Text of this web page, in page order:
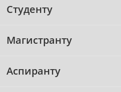
Студенту
Магистранту
Аспиранту